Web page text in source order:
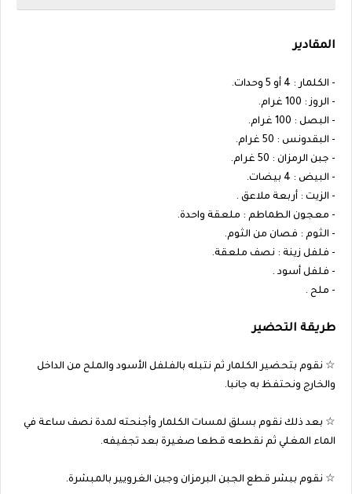
المقادير
- الكلمار : 4 أو 5 وحدات.
- الروز : 100 غرام.
- البصل : 100 غرام.
- البقدونس : 50 غرام.
- جبن الرمزان : 50 غرام.
- البيض : 4 بيضات.
- الزيت : أربعة ملاعق .
- معجون الطماطم : ملعقة واحدة.
- الثوم : فصان من الثوم.
- فلفل زينة : نصف ملعقة.
- فلفل أسود .
- ملح .
طريقة التحضير
☆ نقوم بتحضير الكلمار ثم نتبله بالفلفل الأسود والملح من الداخل
والخارج ونحتفظ به جانبا.
☆ بعد ذلك نقوم بسلق لمسات الكلمار وأجنحته لمدة نصف ساعة في
الماء المغلي ثم نقطعه قطعا صغيرة بعد تجفيفه.
☆ نقوم ببشر قطع الجبن البرمزان وجبن الغرويير بالمبشرة.